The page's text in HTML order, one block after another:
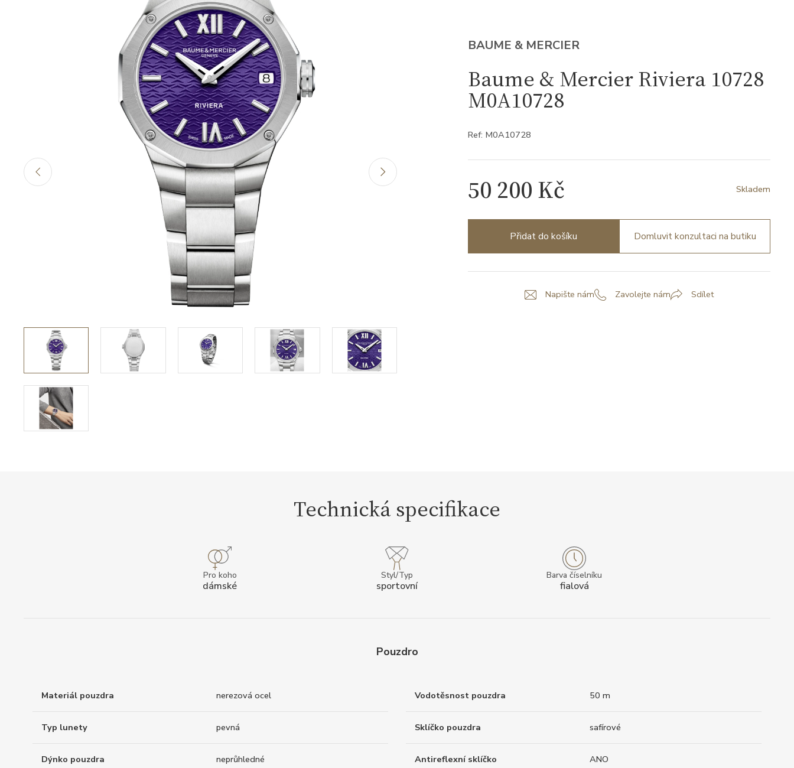
BAUME & MERCIER
Baume & Mercier Riviera 10728
M0A10728
Ref: M0A10728
50 200 Kč Skladem
Přidat do košíku Domluvit konzultaci na butiku
Napište nám Zavolejte nám Sdílet
Technická specifikace
Pro koho
dámské
Styl/Typ
sportovní
Barva číselníku
fialová
Pouzdro
Materiál pouzdra nerezová ocel Vodotěsnost pouzdra 50 m
Typ lunety pevná Sklíčko pouzdra safírové
Dýnko pouzdra neprůhledné Antireflexní sklíčko ANO